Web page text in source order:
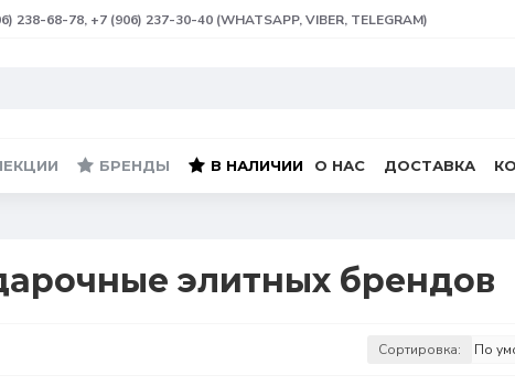
238-68-78, +7 (906) 237-30-40 (WHATSAPP, VIBER, TELEGRAM)
БРЕНДЫ В НАЛИЧИИ О НАС ДОСТАВКА
элитных брендов
Сортировка: